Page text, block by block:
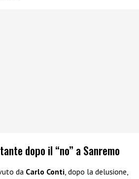
dopo il “no” a Sanremo
da Carlo Conti, dopo la delusione,